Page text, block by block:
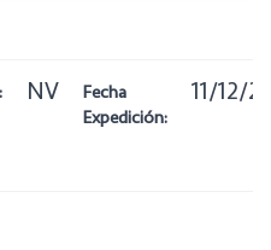
NV
Fecha
Expedición:
11/12/